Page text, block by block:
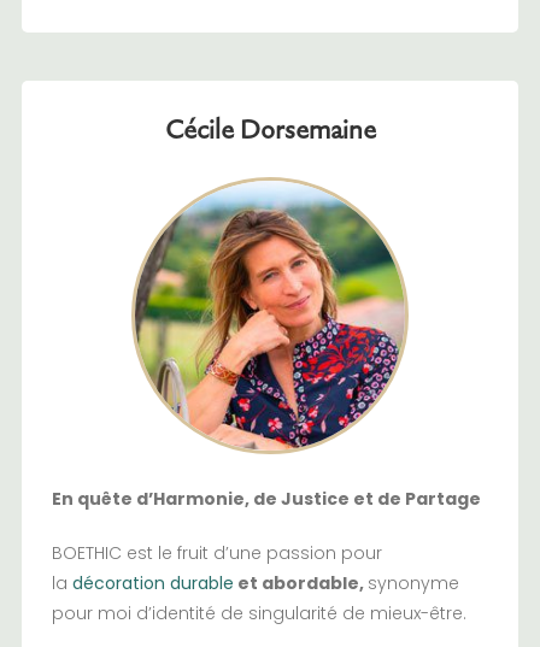
Cécile Dorsemaine
En quête d’Harmonie, de Justice et de Partage
BOETHIC est le fruit d’une passion pour
la décoration durable et abordable, synonyme
pour moi d’identité de singularité de mieux-être.